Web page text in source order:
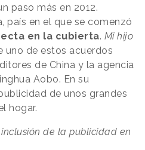
paso más en 2012.
país en el que se comenzó
en la cubierta. Mi hijo
uno de estos acuerdos
de China y la agencia
Aobo. En su
de unos grandes
hogar.
de la publicidad en